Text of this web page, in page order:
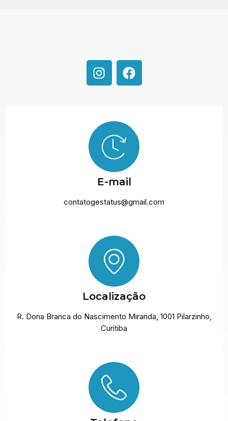
E-mail
contatogestatus@gmail.com
Localização
R. Dona Branca do Nascimento Miranda, 1001 Pilarzinho,
Curitiba